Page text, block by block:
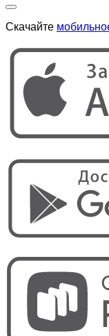
Скачайте